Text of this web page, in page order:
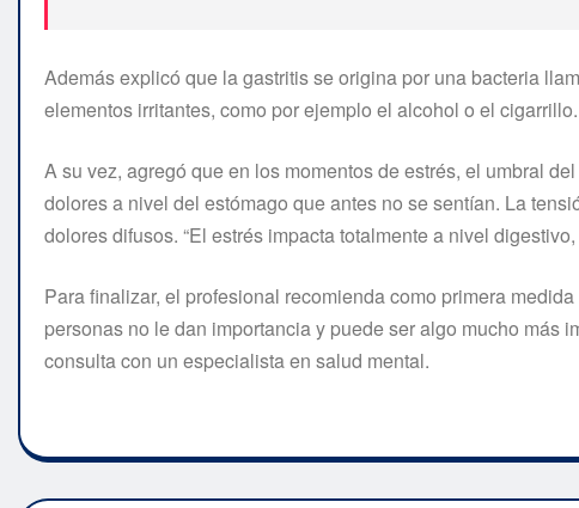
Además explicó que la gastritis se origina por una bacteria
elementos irritantes, como por ejemplo el alcohol o el cigarrillo.
A su vez, agregó que en los momentos de estrés, el umbral
dolores a nivel del estómago que antes no se sentían. La
dolores difusos. “El estrés impacta totalmente a nivel
Para finalizar, el profesional recomienda como primera
personas no le dan importancia y puede ser algo mucho más
consulta con un especialista en salud mental.